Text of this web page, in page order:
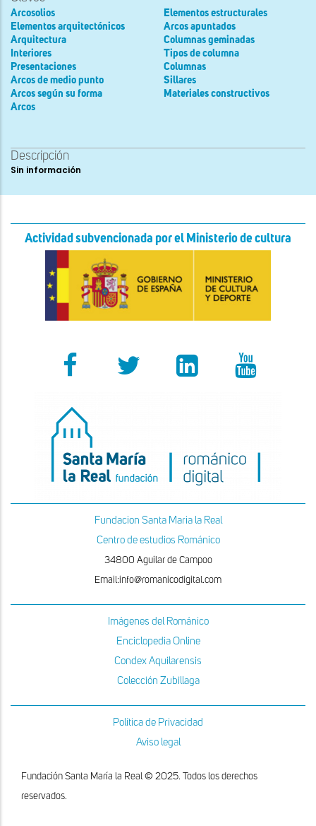
Arcosolios
Elementos arquitectónicos
Arquitectura
Interiores
Presentaciones
Arcos de medio punto
Arcos según su forma
Arcos
Elementos estructurales
Arcos apuntados
Columnas geminadas
Tipos de columna
Columnas
Sillares
Materiales constructivos
Descripción
Sin información
Actividad subvencionada por el Ministerio de cultura
Fundacion Santa Maria la Real
Centro de estudios Románico
34800 Aguilar de Campoo
Email:info@romanicodigital.com
Imágenes del Románico
Enciclopedia Online
Condex Aquilarensis
Colección Zubillaga
Política de Privacidad
Aviso legal
Fundación Santa María la Real © 2025. Todos los derechos
reservados.